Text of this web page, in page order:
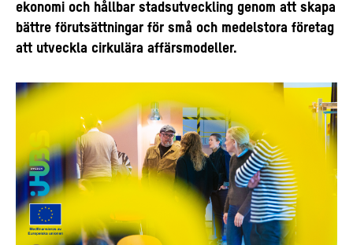
ekonomi och hållbar stadsutveckling genom att skapa
bättre förutsättningar för små och medelstora företag
att utveckla cirkulära affärsmodeller.